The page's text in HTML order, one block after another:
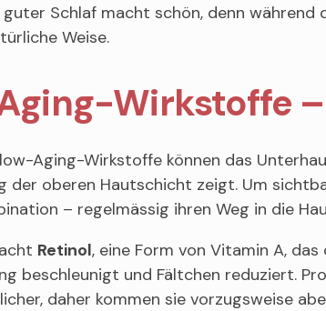
Schlaf macht schön, denn
Weise.
Wirkstoffe
Aging-Wirkstoffe können das
der oberen Hautschicht zeigt. Um
– regelmässig ihren Weg in die
Retinol, eine Form von Vitamin A,
beschleunigt und Fältchen reduziert.
daher kommen sie vorzugsweise